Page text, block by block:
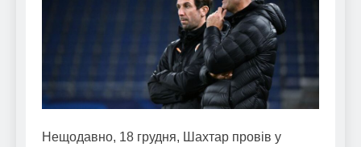
Нещодавно, 18 грудня, Шахтар провів у